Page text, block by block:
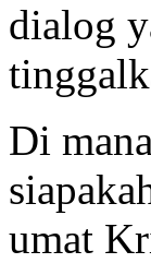
dialog
Di
umat